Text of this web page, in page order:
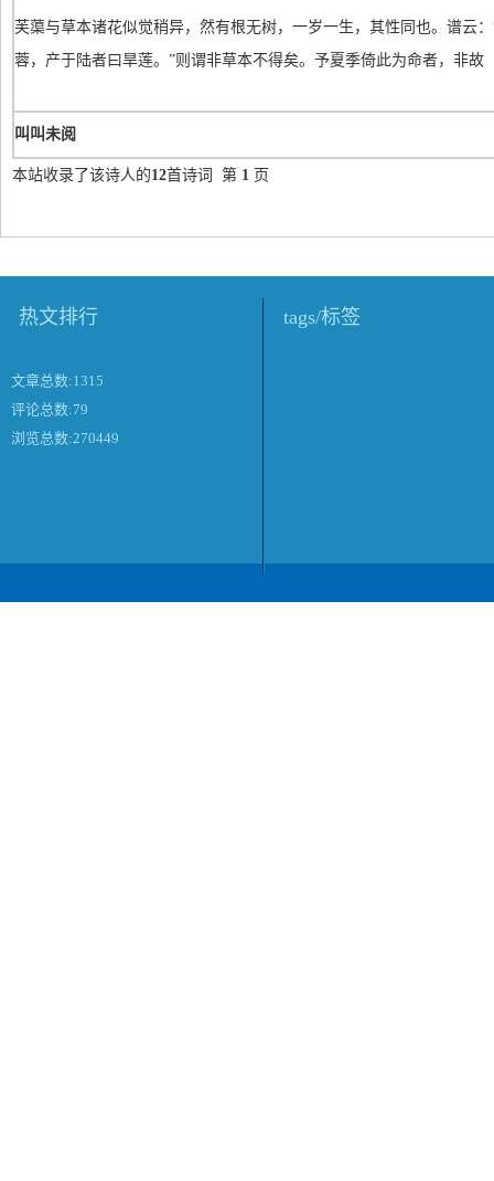
芙蕖与草本诸花似觉稍异，然有根无树，一岁一生，其性同也。谱云
蓉，产于陆者曰旱莲。”则谓非草本不得矣。予夏季倚此为命者，非故
叫叫未阅
本站收录了该诗人的12首诗词 第 1 页
热文排行
文章总数:1315
评论总数:79
浏览总数:270449
tags/标签